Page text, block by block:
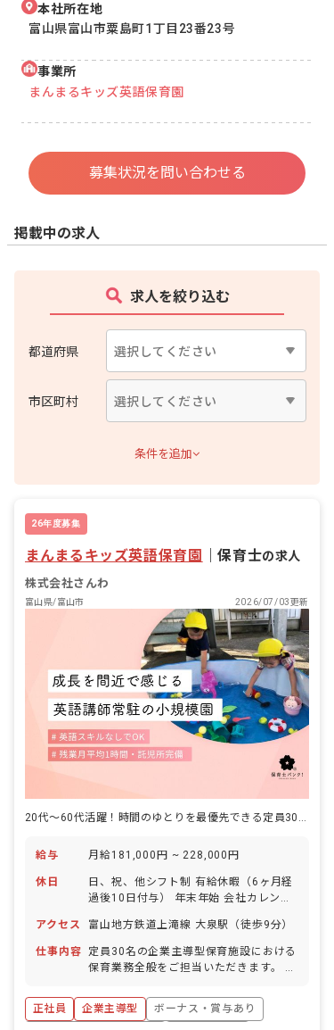
本社所在地
富山県富山市粟島町1丁目23番23号
事業所
まんまるキッズ英語保育園
募集状況を問い合わせる
掲載中の求人
求人を絞り込む
都道府県
市区町村
条件を追加
26年度募集
まんまるキッズ英語保育園 ｜保育士の求人
株式会社さんわ
富山県/富山市 2026/07/03更新
給与 月給181,000円 ~ 228,000円
休日
日、祝、他シフト制 有給休暇（6ヶ月経
過後10日付与） 年末年始 会社カレンダ
アクセス
富山地方鉄道上滝線 大泉駅（徒歩9分）
仕事内容
定員30名の企業主導型保育施設における
保育業務全般をご担当いただきます。 主
・帳票作成（日誌、指導計画、行事計画
など） ・保育環境の整備（活動準備、清
正社員 企業主導型
ボーナス・賞与あり